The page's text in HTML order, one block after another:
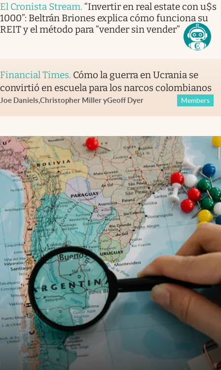
El Cronista Stream. “Invertir en real estate con u$s
1000”: Beltrán Briones explica cómo funciona su
REIT y el método para “vender sin vender”
Financial Times. Cómo la guerra en Ucrania se
convirtió en escuela para los narcos colombianos
Joe Daniels,Christopher MilleryGeoff Dyer Members